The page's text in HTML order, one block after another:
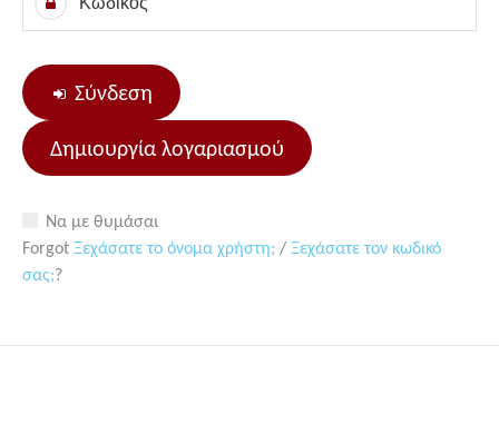
Σύνδεση
Δημιουργία λογαριασμού
Να με θυμάσαι
Forgot Ξεχάσατε το όνομα χρήστη; / Ξεχάσατε τον κωδικό
σας;?